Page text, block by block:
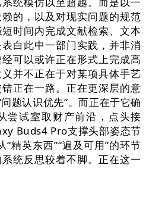
的，以及对现实问题的规范
时间内完成文献检索、文本
白此中一部门实践，并非消
可以或许正在形式上完成高
并不正在于对某项具体手艺
正在一路。正在更深层的意
题认识优先”。而正在于它确
尝试室取财产前沿，点头接
Buds4 Pro支撑头部姿态节
精英东西”“遍及可用”的环节
统反思较着不脚。正在这一